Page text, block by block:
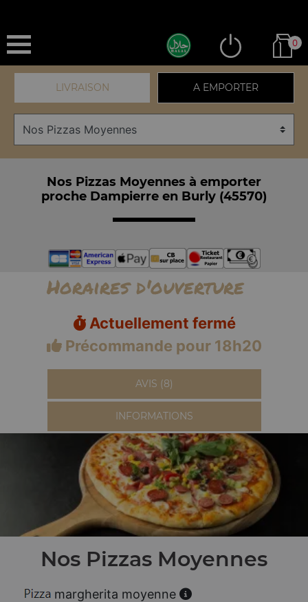
0
LIVRAISON A EMPORTER
Nos Pizzas Moyennes à emporter
proche Dampierre en Burly (45570)
Horaires d'ouverture
Actuellement fermé
Précommande pour 18h20
AVIS (8)
INFORMATIONS
Nos Pizzas Moyennes
margherita moyenne